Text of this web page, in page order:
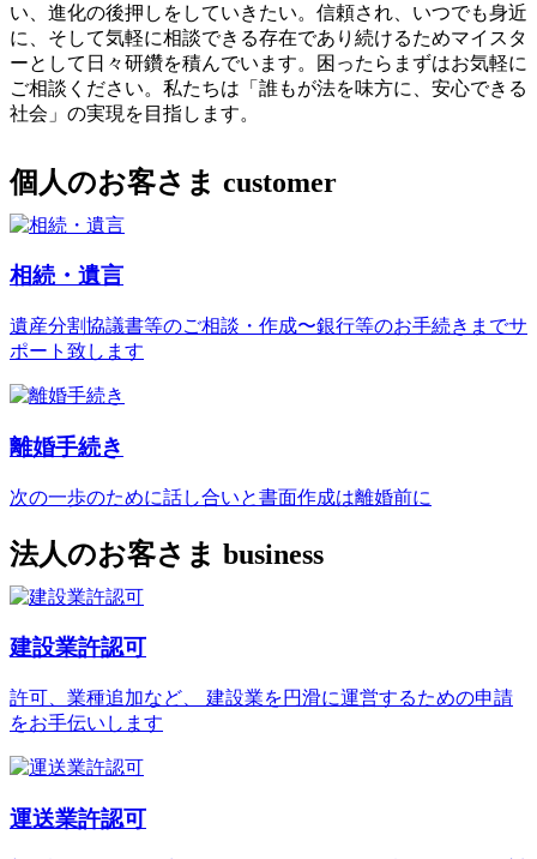
い、進化の後押しをしていきたい。信頼され、いつでも身近
に、そして気軽に相談できる存在であり続けるためマイスタ
ーとして日々研鑽を積んでいます。困ったらまずはお気軽に
ご相談ください。私たちは「誰もが法を味方に、安心できる
社会」の実現を目指します。
個人のお客さま customer
相続・遺言
遺産分割協議書等のご相談・作成〜銀行等のお手続きまでサ
ポート致します
離婚手続き
次の一歩のために話し合いと書面作成は離婚前に
法人のお客さま business
建設業許認可
許可、業種追加など、 建設業を円滑に運営するための申請
をお手伝いします
運送業許認可